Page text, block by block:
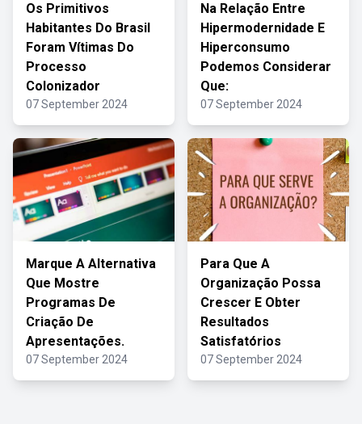
Os Primitivos
Habitantes Do Brasil
Foram Vítimas Do
Processo
Colonizador
07 September 2024
Na Relação Entre
Hipermodernidade E
Hiperconsumo
Podemos Considerar
Que:
07 September 2024
Marque A Alternativa
Que Mostre
Programas De
Criação De
Apresentações.
07 September 2024
Para Que A
Organização Possa
Crescer E Obter
Resultados
Satisfatórios
07 September 2024